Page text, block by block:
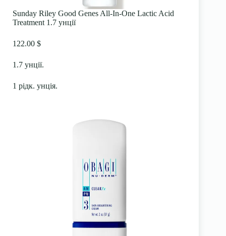
Sunday Riley Good Genes All-In-One Lactic Acid
Treatment 1.7 унції
122.00 $
1.7 унції.
1 рідк. унція.